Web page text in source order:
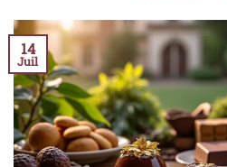
14
Juil